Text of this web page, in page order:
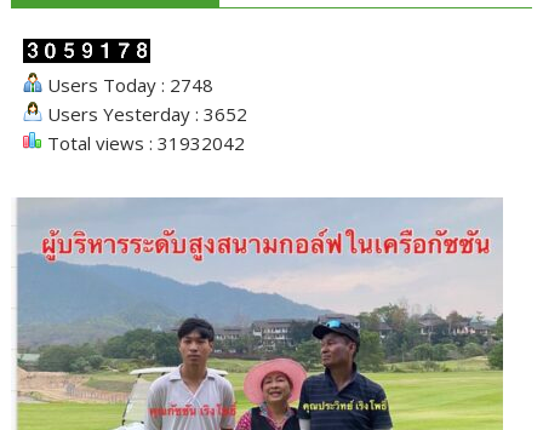
Users Today : 2748
Users Yesterday : 3652
Total views : 31932042